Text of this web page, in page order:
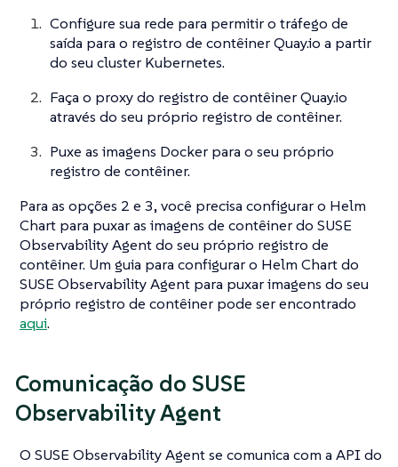
Configure sua rede para permitir o tráfego de
saída para o registro de contêiner Quay.io a partir
do seu cluster Kubernetes.
Faça o proxy do registro de contêiner Quay.io
através do seu próprio registro de contêiner.
Puxe as imagens Docker para o seu próprio
registro de contêiner.
Para as opções 2 e 3, você precisa configurar o Helm
Chart para puxar as imagens de contêiner do SUSE
Observability Agent do seu próprio registro de
contêiner. Um guia para configurar o Helm Chart do
SUSE Observability Agent para puxar imagens do seu
próprio registro de contêiner pode ser encontrado
aqui.
Comunicação do SUSE
Observability Agent
O SUSE Observability Agent se comunica com a API do